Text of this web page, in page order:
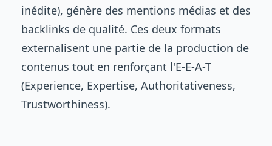
inédite), génère des mentions médias et des
backlinks de qualité. Ces deux formats
externalisent une partie de la production de
contenus tout en renforçant l'E-E-A-T
(Experience, Expertise, Authoritativeness,
Trustworthiness).